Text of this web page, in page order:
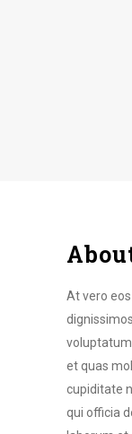
At vero
et quas
cupiditate
qui officia